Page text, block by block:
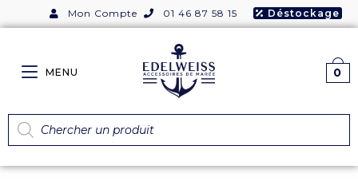
Mon Compte 01 46 87 58 15 Déstockage
MENU 0